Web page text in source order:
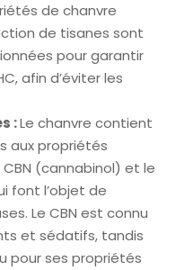
de chanvre
de tisanes sont
pour garantir
afin d’éviter les
:Le chanvre contient
aux propriétés
(cannabinol) et le
font l’objet de
Le CBN est connu
et sédatifs, tandis
pour ses propriétés